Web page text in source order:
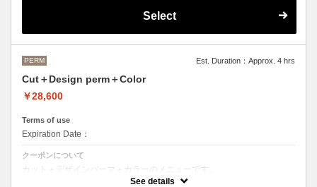
M ¥＋1100 L¥＋1650 LL¥＋2200
Select
PERM Est. Duration：Approx. 4 hrs
Cut＋Design perm＋Color
￥28,600
Terms of use
Expiration Date：
クーポンについて
カット＋デザインパーマ＋カラーのメニューです。
デザインパーマ、スパイラルパーマ、ハードパーマ、ツイストパーマな
See details